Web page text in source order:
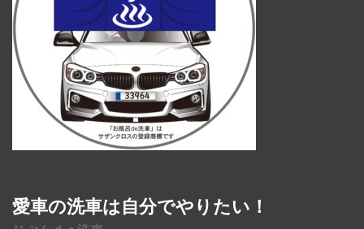
愛車の洗車は自分でやりたい！